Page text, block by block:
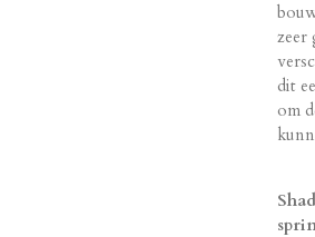
zeer
dit
om